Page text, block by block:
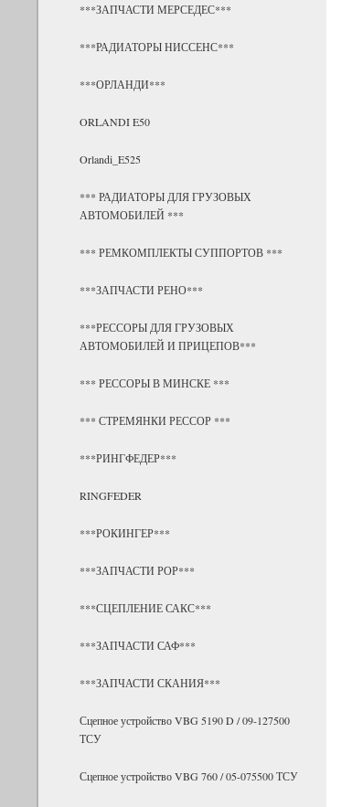
***ЗАПЧАСТИ МЕРСЕДЕС***
***РАДИАТОРЫ НИССЕНС***
***ОРЛАНДИ***
ORLANDI E50
Orlandi_E525
*** РАДИАТОРЫ ДЛЯ ГРУЗОВЫХ
АВТОМОБИЛЕЙ ***
*** РЕМКОМПЛЕКТЫ СУППОРТОВ ***
***ЗАПЧАСТИ РЕНО***
***РЕССОРЫ ДЛЯ ГРУЗОВЫХ
АВТОМОБИЛЕЙ И ПРИЦЕПОВ***
*** РЕССОРЫ В МИНСКЕ ***
*** СТРЕМЯНКИ РЕССОР ***
***РИНГФЕДЕР***
RINGFEDER
***РОКИНГЕР***
***ЗАПЧАСТИ РОР***
***СЦЕПЛЕНИЕ САКС***
***ЗАПЧАСТИ САФ***
***ЗАПЧАСТИ СКАНИЯ***
Сцепное устройство VBG 5190 D / 09-127500
ТСУ
Сцепное устройство VBG 760 / 05-075500 ТСУ